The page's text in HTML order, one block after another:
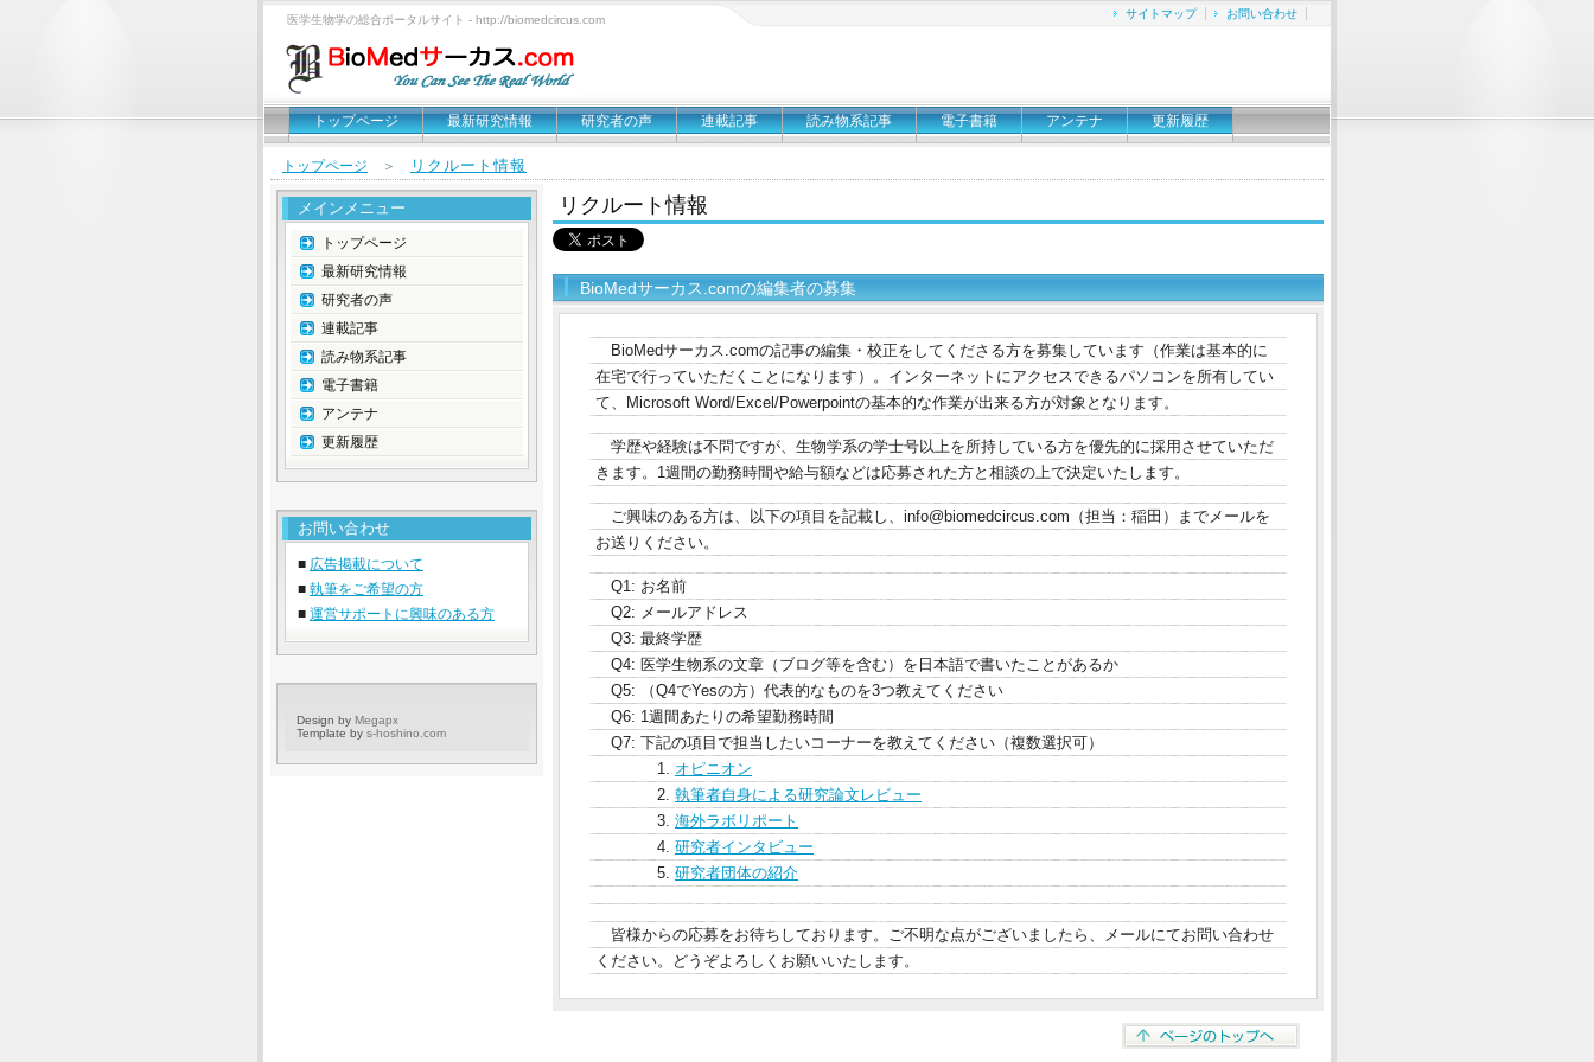
医学生物学の総合ポータルサイト - http://biomedcircus.com サイトマップ お問い合わせ
トップページ 最新研究情報 研究者の声 連載記事 読み物系記事 電子書籍 アンテナ 更新履歴
トップページ ＞ リクルート情報
リクルート情報
BioMedサーカス.comの編集者の募集
BioMedサーカス.comの記事の編集・校正をしてくださる方を募集しています（作業は基本的に
在宅で行っていただくことになります）。インターネットにアクセスできるパソコンを所有してい
て、Microsoft Word/Excel/Powerpointの基本的な作業が出来る方が対象となります。
学歴や経験は不問ですが、生物学系の学士号以上を所持している方を優先的に採用させていただ
きます。1週間の勤務時間や給与額などは応募された方と相談の上で決定いたします。
ご興味のある方は、以下の項目を記載し、info@biomedcircus.com（担当：稲田）までメールを
お送りください。
Q1: お名前
Q2: メールアドレス
Q3: 最終学歴
Q4: 医学生物系の文章（ブログ等を含む）を日本語で書いたことがあるか
Q5: （Q4でYesの方）代表的なものを3つ教えてください
Q6: 1週間あたりの希望勤務時間
Q7: 下記の項目で担当したいコーナーを教えてください（複数選択可）
1. オピニオン
2. 執筆者自身による研究論文レビュー
3. 海外ラボリポート
4. 研究者インタビュー
5. 研究者団体の紹介
皆様からの応募をお待ちしております。ご不明な点がございましたら、メールにてお問い合わせ
ください。どうぞよろしくお願いいたします。
メインメニュー
トップページ
最新研究情報
研究者の声
連載記事
読み物系記事
電子書籍
アンテナ
更新履歴
お問い合わせ
■ 広告掲載について
■ 執筆をご希望の方
■ 運営サポートに興味のある方
Design by Megapx
Template by s-hoshino.com